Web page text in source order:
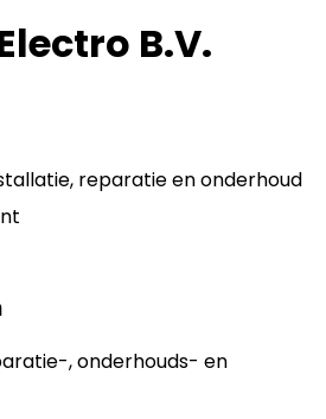
B.V.
reparatie en onderhoud
, onderhouds- en